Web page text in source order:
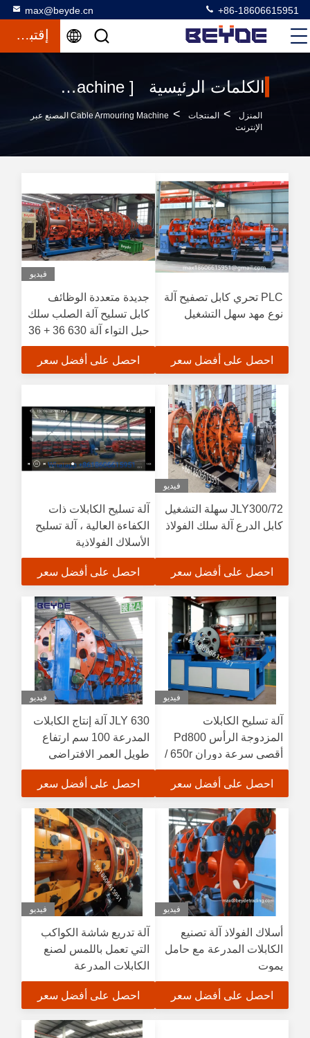
max@beyde.cn +86-18606615951
إقتباس
الكلمات الرئيسية [ cable armouring machine ] تطابق 120 المنتجات
المنزل > المنتجات >
Cable Armouring Machine المصنع عبر
الإنترنت
PLC تحري كابل تصفيح آلة
نوع مهد سهل التشغيل
احصل على أفضل سعر
فيديو
جديدة متعددة الوظائف
كابل تسليح آلة الصلب سلك
حبل التواء آلة 630 36 + 36
احصل على أفضل سعر
فيديو
JLY300/72 سهلة التشغيل
كابل الدرع آلة سلك الفولاذ
احصل على أفضل سعر
آلة تسليح الكابلات ذات
الكفاءة العالية ، آلة تسليح
الأسلاك الفولاذية
احصل على أفضل سعر
فيديو
آلة تسليح الكابلات
المزدوجة الرأس Pd800
أقصى سرعة دوران 650r /
دقيقة
احصل على أفضل سعر
فيديو
JLY 630 آلة إنتاج الكابلات
المدرعة 100 سم ارتفاع
طويل العمر الافتراضي
احصل على أفضل سعر
فيديو
أسلاك الفولاذ آلة تصنيع
الكابلات المدرعة مع حامل
يموت
احصل على أفضل سعر
فيديو
آلة تدريع شاشة الكواكب
التي تعمل باللمس لصنع
الكابلات المدرعة
احصل على أفضل سعر